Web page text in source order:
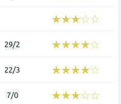
☆☆☆☆☆
★★★★★
29/2 ☆☆☆☆☆
★★★★★
22/3 ☆☆☆☆☆
★★★★★
7/0 ☆☆☆☆☆
★★★★★